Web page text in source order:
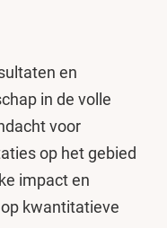
en
in de volle
voor
op het gebied
impact en
kwantitatieve